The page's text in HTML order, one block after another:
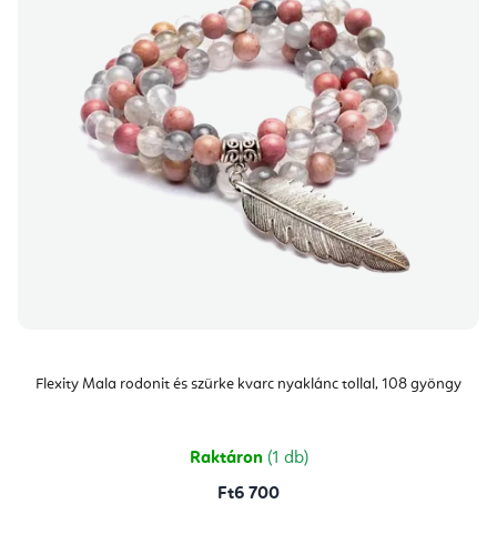
Flexity Mala rodonit és szürke kvarc nyaklánc tollal, 108 gyöngy
Raktáron (1 db)
Ft6 700